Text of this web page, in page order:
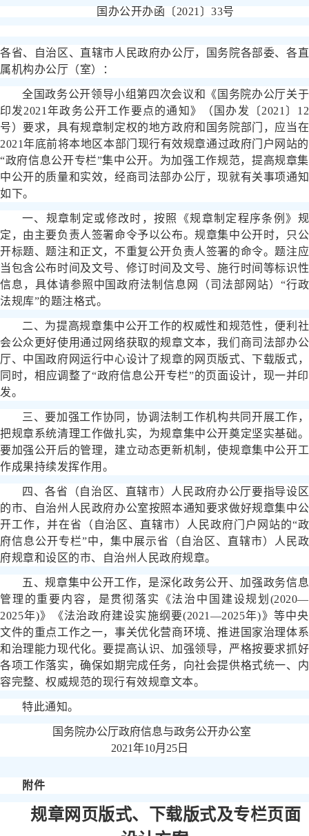
国办公开办函〔2021〕33号
各省、自治区、直辖市人民政府办公厅，国务院各部委、各直
属机构办公厅（室）：
全国政务公开领导小组第四次会议和《国务院办公厅关于
印发2021年政务公开工作要点的通知》（国办发〔2021〕12
号）要求，具有规章制定权的地方政府和国务院部门，应当在
2021年底前将本地区本部门现行有效规章通过政府门户网站的
“政府信息公开专栏”集中公开。为加强工作规范，提高规章集
中公开的质量和实效，经商司法部办公厅，现就有关事项通知
如下。
一、规章制定或修改时，按照《规章制定程序条例》规
定，由主要负责人签署命令予以公布。规章集中公开时，只公
开标题、题注和正文，不重复公开负责人签署的命令。题注应
当包含公布时间及文号、修订时间及文号、施行时间等标识性
信息，具体请参照中国政府法制信息网（司法部网站）“行政
法规库”的题注格式。
二、为提高规章集中公开工作的权威性和规范性，便利社
会公众更好使用通过网络获取的规章文本，我们商司法部办公
厅、中国政府网运行中心设计了规章的网页版式、下载版式，
同时，相应调整了“政府信息公开专栏”的页面设计，现一并印
发。
三、要加强工作协同，协调法制工作机构共同开展工作，
把规章系统清理工作做扎实，为规章集中公开奠定坚实基础。
要加强公开后的管理，建立动态更新机制，使规章集中公开工
作成果持续发挥作用。
四、各省（自治区、直辖市）人民政府办公厅要指导设区
的市、自治州人民政府办公室按照本通知要求做好规章集中公
开工作，并在省（自治区、直辖市）人民政府门户网站的“政
府信息公开专栏”中，集中展示省（自治区、直辖市）人民政
府规章和设区的市、自治州人民政府规章。
五、规章集中公开工作，是深化政务公开、加强政务信息
管理的重要内容，是贯彻落实《法治中国建设规划(2020—
2025年)》《法治政府建设实施纲要(2021—2025年)》等中央
文件的重点工作之一，事关优化营商环境、推进国家治理体系
和治理能力现代化。要提高认识、加强领导，严格按要求抓好
各项工作落实，确保如期完成任务，向社会提供格式统一、内
容完整、权威规范的现行有效规章文本。
特此通知。
国务院办公厅政府信息与政务公开办公室
2021年10月25日
附件
规章网页版式、下载版式及专栏页面